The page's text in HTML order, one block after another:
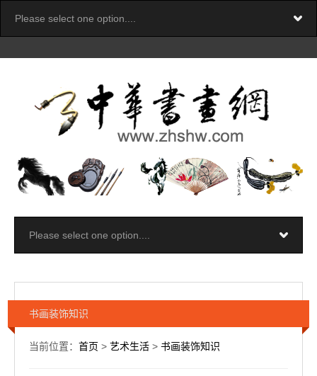
书画装饰知识
当前位置： 首页 > 艺术生活 > 书画装饰知识